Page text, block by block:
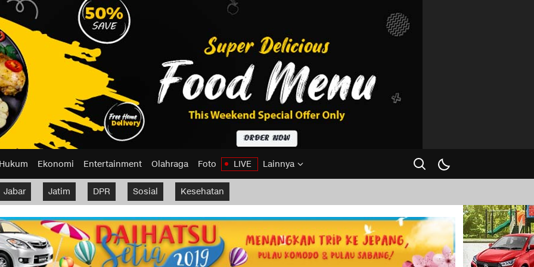
Hukum Ekonomi Entertainment Olahraga Foto LIVE Lainnya
Jabar Jatim DPR Sosial Kesehatan